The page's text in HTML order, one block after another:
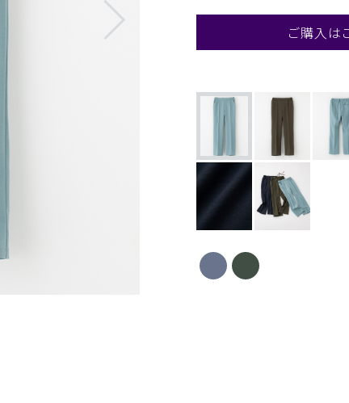
ご購入は